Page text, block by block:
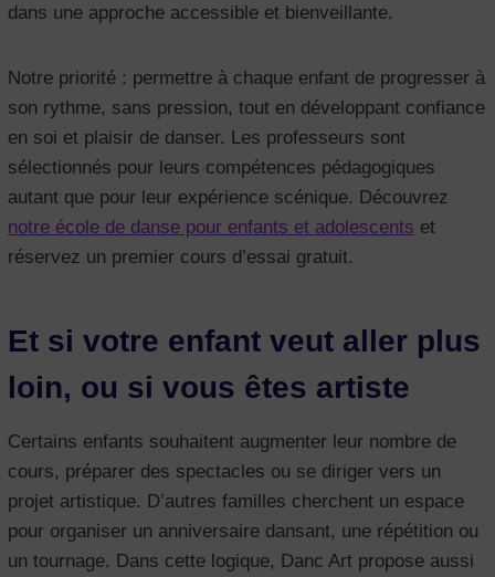
dans une approche accessible et bienveillante.
Notre priorité : permettre à chaque enfant de progresser à
son rythme, sans pression, tout en développant confiance
en soi et plaisir de danser. Les professeurs sont
sélectionnés pour leurs compétences pédagogiques
autant que pour leur expérience scénique. Découvrez
notre école de danse pour enfants et adolescents et
réservez un premier cours d’essai gratuit.
Et si votre enfant veut aller plus
loin, ou si vous êtes artiste
Certains enfants souhaitent augmenter leur nombre de
cours, préparer des spectacles ou se diriger vers un
projet artistique. D’autres familles cherchent un espace
pour organiser un anniversaire dansant, une répétition ou
un tournage. Dans cette logique, Danc Art propose aussi